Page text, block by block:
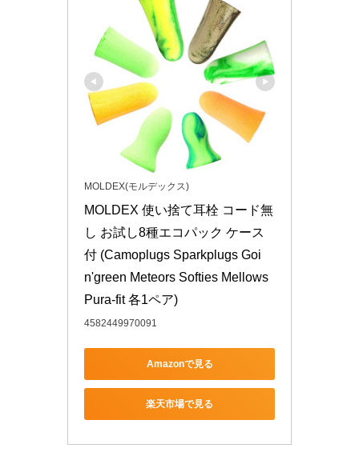
MOLDEX(モルデックス)
MOLDEX 使い捨て耳栓 コード無
し お試し8種エコパック ケース
付 (Camoplugs Sparkplugs Goi
n'green Meteors Softies Mellows
Pura-fit 各1ペア)
4582449970091
Amazonで見る
楽天市場で見る